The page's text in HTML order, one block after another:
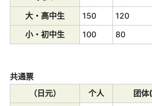
大・高中生
150
120
小・初中生
100 80
共通票
（日元）
个人
团体